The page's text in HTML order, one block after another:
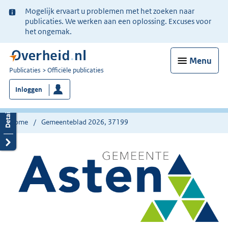
Ter
informatie:
Mogelijk ervaart u problemen met het zoeken naar
publicaties. We werken aan een oplossing. Excuses voor
het ongemak.
Menu
U
bent
nu
hier:
Publicaties Officiële publicaties
Inloggen
Home Gemeenteblad 2026, 37199